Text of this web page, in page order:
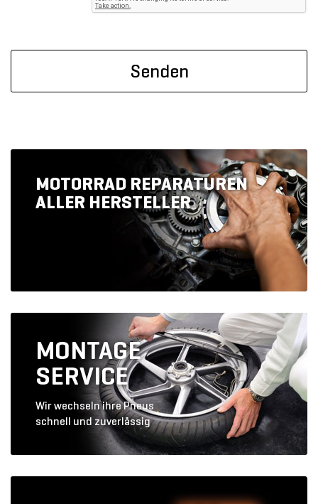
MOTORRAD REPARATUREN
ALLER HERSTELLER
MONTAGE
SERVICE
Wir wechseln ihre Pneus
schnell und zuverlässig